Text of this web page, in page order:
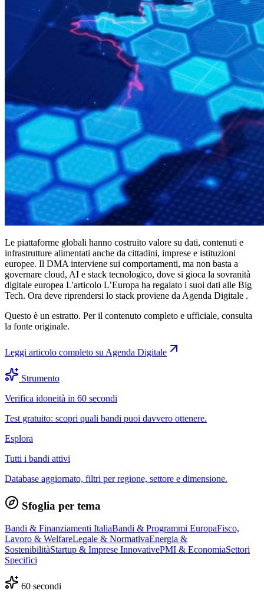
Le piattaforme globali hanno costruito valore su dati, contenuti e
infrastrutture alimentati anche da cittadini, imprese e istituzioni
europee. Il DMA interviene sui comportamenti, ma non basta a
governare cloud, AI e stack tecnologico, dove si gioca la sovranità
digitale europea L'articolo L’Europa ha regalato i suoi dati alle Big
Tech. Ora deve riprendersi lo stack proviene da Agenda Digitale .
Questo è un estratto. Per il contenuto completo e ufficiale, consulta
la fonte originale.
Leggi articolo completo su Agenda Digitale
Strumento
Verifica idoneità in 60 secondi
Test gratuito: scopri quali bandi puoi davvero ottenere.
Esplora
Tutti i bandi attivi
Database aggiornato, filtri per regione, settore e dimensione.
Sfoglia per tema
Bandi & Finanziamenti ItaliaBandi & Programmi EuropaFisco,
Lavoro & WelfareLegale & NormativaEnergia &
SostenibilitàStartup & Imprese InnovativePMI & EconomiaSettori
Specifici
60 secondi